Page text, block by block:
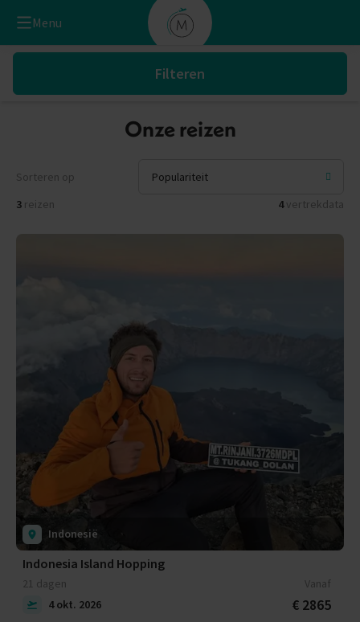
Menu
Filteren
Onze reizen
Sorteren op
3 reizen 4vertrekdata
Indonesië
Indonesia Island Hopping
21 dagen
Vanaf
4 okt. 2026
€ 2865